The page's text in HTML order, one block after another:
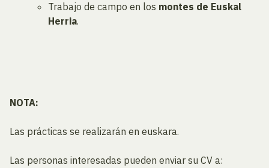
Trabajo de campo en los montes de Euskal
Herria.
NOTA:
Las prácticas se realizarán en euskara.
Las personas interesadas pueden enviar su CV a: